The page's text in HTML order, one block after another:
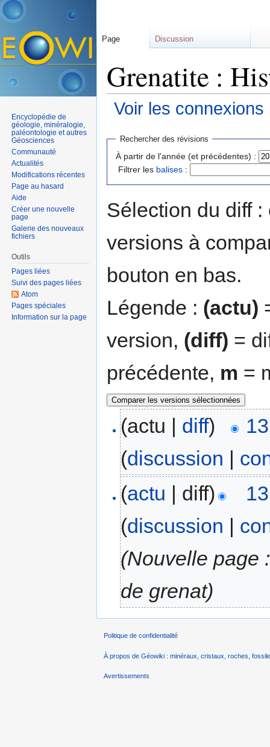
Grenatite :
Voir les
Rechercher des révisions
À partir de l'année (et précédentes) :
Filtrer les balises :
Sélection du diff
versions à
bouton en bas.
Légende : (actu)
version, (diff) =
précédente, m =
(actu | diff)
(discussion |
(actu | diff)
(discussion |
(Nouvelle page
de grenat)
Page Discussion
Encyclopédie de
géologie, minéralogie,
paléontologie et autres
Géosciences
Communauté
Actualités
Modifications récentes
Page au hasard
Aide
Créer une nouvelle
page
Galerie des nouveaux
fichiers
Outils
Pages liées
Suivi des pages liées
Atom
Pages spéciales
Information sur la page
Politique de confidentialité
À propos de Géowiki : minéraux, cristaux, roches,
Avertissements